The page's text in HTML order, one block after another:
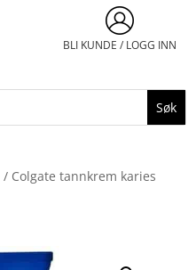
BLI KUNDE / LOGG INN
/ Colgate tannkrem karies